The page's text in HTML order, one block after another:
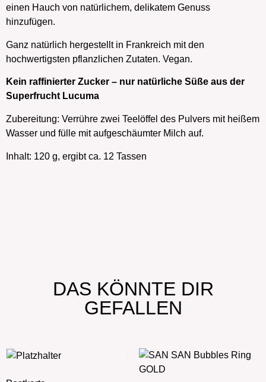
einen Hauch von natürlichem, delikatem Genuss
hinzufügen.
Ganz natürlich hergestellt in Frankreich mit den
hochwertigsten pflanzlichen Zutaten. Vegan.
Kein raffinierter Zucker – nur natürliche Süße aus der
Superfrucht Lucuma
Zubereitung: Verrühre zwei Teelöffel des Pulvers mit heißem
Wasser und fülle mit aufgeschäumter Milch auf.
Inhalt: 120 g, ergibt ca. 12 Tassen
DAS KÖNNTE DIR
GEFALLEN